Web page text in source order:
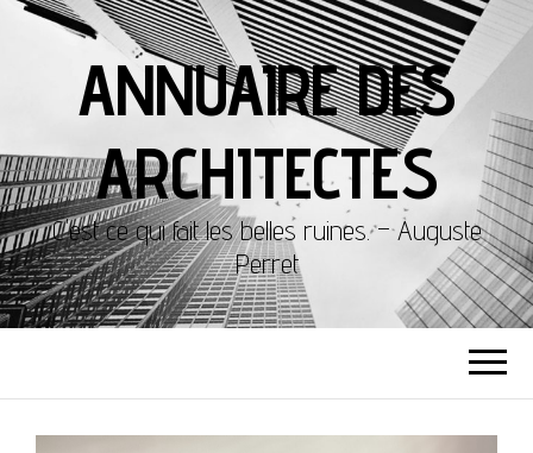
ANNUAIRE DES
ARCHITECTES
C'est ce qui fait les belles ruines. – Auguste
Perret